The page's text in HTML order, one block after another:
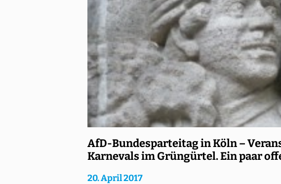
AfD-Bundesparteitag in Köln –
Karnevals im Grüngürtel. Ein paar
20. April 2017